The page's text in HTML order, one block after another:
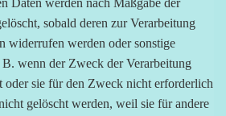
Daten werden nach Maßgabe der
sobald deren zur Verarbeitung
widerrufen werden oder sonstige
wenn der Zweck der Verarbeitung
oder sie für den Zweck nicht erforderlich
gelöscht werden, weil sie für andere